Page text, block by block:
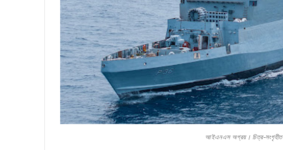
আইএনএস অগ্রয়। চিত্র-সংগৃহীত